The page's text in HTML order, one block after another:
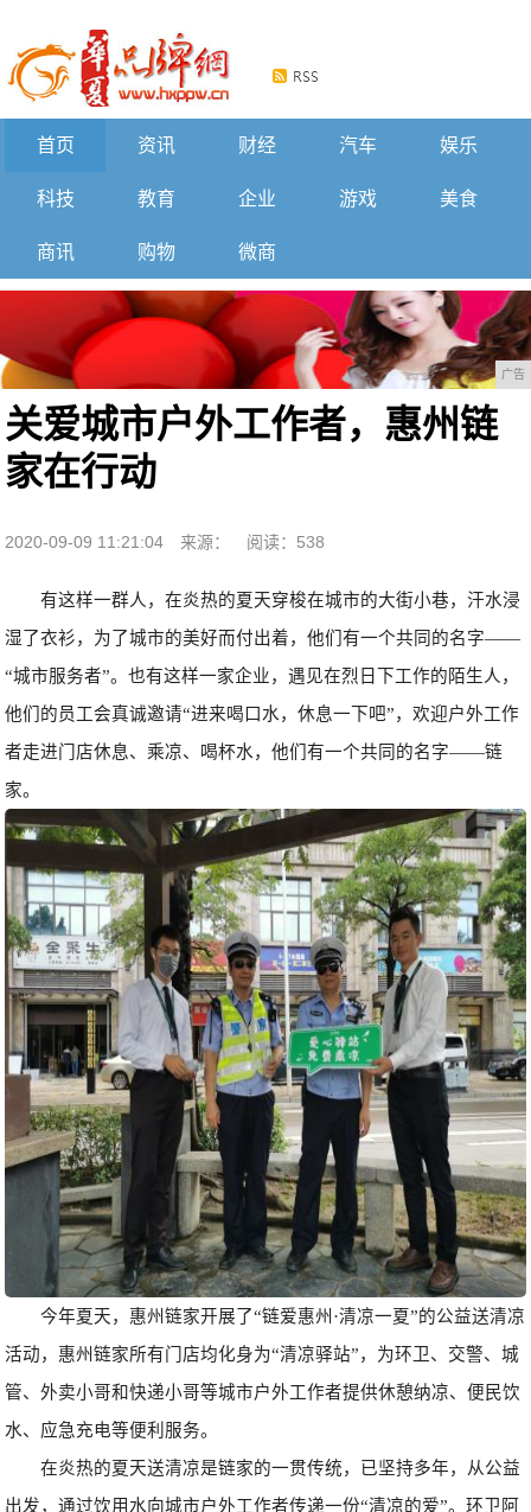
首页 资讯 财经 汽车 娱乐
科技 教育 企业 游戏 美食
商讯 购物 微商
广告
关爱城市户外工作者，惠州链
家在行动
2020-09-09 11:21:04 来源： 阅读：538
有这样一群人，在炎热的夏天穿梭在城市的大街小巷，汗水浸
湿了衣衫，为了城市的美好而付出着，他们有一个共同的名字——
“城市服务者”。也有这样一家企业，遇见在烈日下工作的陌生人，
他们的员工会真诚邀请“进来喝口水，休息一下吧”，欢迎户外工作
者走进门店休息、乘凉、喝杯水，他们有一个共同的名字——链
家。
今年夏天，惠州链家开展了“链爱惠州·清凉一夏”的公益送清凉
活动，惠州链家所有门店均化身为“清凉驿站”，为环卫、交警、城
管、外卖小哥和快递小哥等城市户外工作者提供休憩纳凉、便民饮
水、应急充电等便利服务。
在炎热的夏天送清凉是链家的一贯传统，已坚持多年，从公益
出发，通过饮用水向城市户外工作者传递一份“清凉的爱”。环卫阿